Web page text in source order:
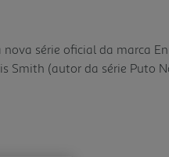
série oficial da marca
Smith (autor da série Puto
Cinco - Kirrin, aventura,